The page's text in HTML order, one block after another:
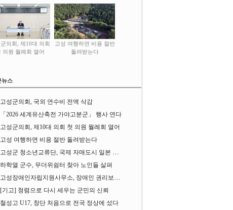
의회, 제10대 의회
의원 월례회 열어
고성 여행하면 비용 절반
돌려받는다
뉴스
고성군의회, 국외 연수비 전액 삭감
「2026 세계유산축전 가야고분군」 행사 연다
고성군의회, 제10대 의회 첫 의원 월례회 열어
고성 여행하면 비용 절반 돌려받는다
고성군 청소년교류단, 국제 자매도시 일본 가사오카시 찾아
하학열 군수, 무더위쉼터 찾아 노인들 살펴
고성장애인자립지원사무소, 장애인 권리보장 촉구 1인 시위 벌여
[기고] 청렴으로 다시 세우는 군민의 신뢰
철성고 U17, 창단 처음으로 전국 정상에 섰다